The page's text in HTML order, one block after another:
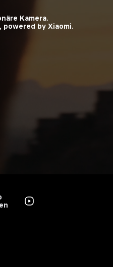
Kamera.
powered by Xiaomi.